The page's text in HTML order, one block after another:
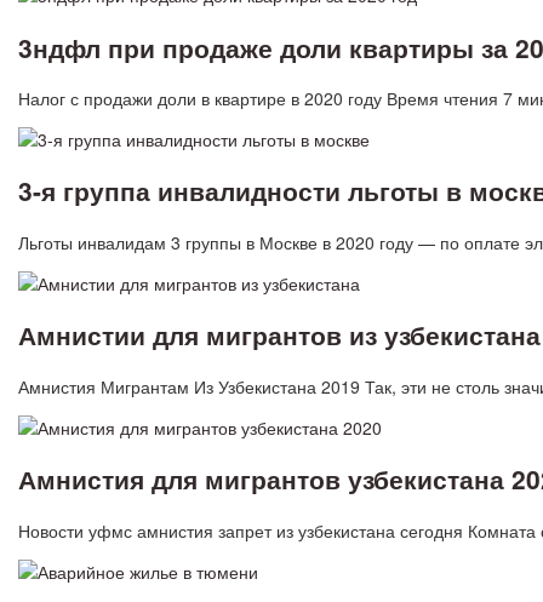
3ндфл при продаже доли квартиры за
Налог с продажи доли в квартире в 2020 году Время чтения 7
3-я группа инвалидности льготы в
Льготы инвалидам 3 группы в Москве в 2020 году — по оплате
Амнистии для мигрантов из узбекистана
Амнистия Мигрантам Из Узбекистана 2019 Так, эти не столь
Амнистия для мигрантов узбекистана
Новости уфмс амнистия запрет из узбекистана сегодня